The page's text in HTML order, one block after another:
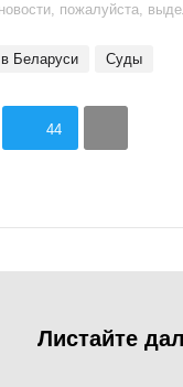
пожалуйста,
в Беларуси Суды
44
Листайте